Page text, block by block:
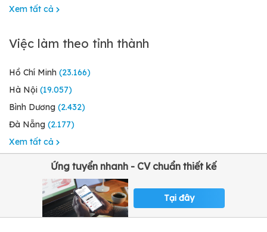
Xem tất cả
Việc làm theo tỉnh thành
Hồ Chí Minh (23.166)
Hà Nội (19.057)
Bình Dương (2.432)
Đà Nẵng (2.177)
Xem tất cả
Ứng tuyển nhanh - CV chuẩn thiết kế
Tại đây